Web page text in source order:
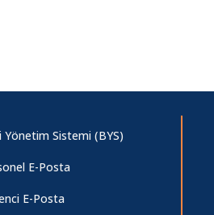
Yönetim Sistemi (BYS)
E-Posta
E-Posta